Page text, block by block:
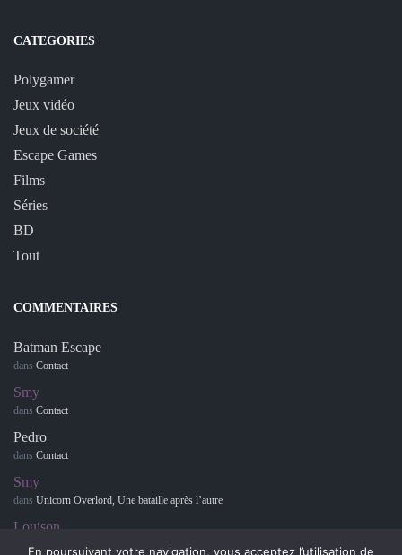
CATEGORIES
Polygamer
Jeux vidéo
Jeux de société
Escape Games
Films
Séries
BD
Tout
COMMENTAIRES
Batman Escape
dans Contact
Smy
dans Contact
Pedro
dans Contact
Smy
dans Unicorn Overlord, Une bataille après l’autre
Louison
dans Retour sur… Hotel Dusk : Room 215
En poursuivant votre navigation, vous acceptez l’utilisation de